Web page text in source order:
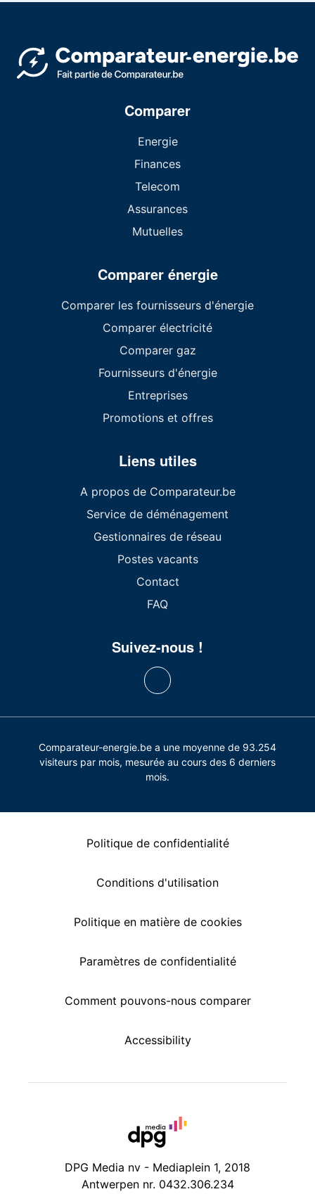
Comparer
Energie
Finances
Telecom
Assurances
Mutuelles
Comparer énergie
Comparer les fournisseurs d'énergie
Comparer électricité
Comparer gaz
Fournisseurs d'énergie
Entreprises
Promotions et offres
Liens utiles
A propos de Comparateur.be
Service de déménagement
Gestionnaires de réseau
Postes vacants
Contact
FAQ
Suivez-nous !
Comparateur-energie.be a une moyenne de 93.254
visiteurs par mois, mesurée au cours des 6 derniers
mois.
Politique de confidentialité
Conditions d'utilisation
Politique en matière de cookies
Paramètres de confidentialité
Comment pouvons-nous comparer
Accessibility
DPG Media nv - Mediaplein 1, 2018
Antwerpen nr. 0432.306.234